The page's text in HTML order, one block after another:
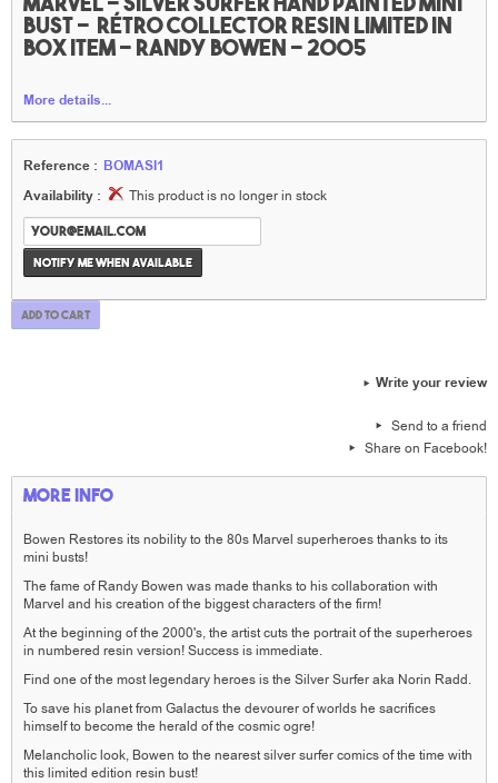
bust - rétro collector resin limited in
box item - Randy bowen - 2005
More details...
Reference : BOMASI1
Availability :
This product is no longer in stock
Notify me when available
Add to cart
Write your review
Send to a friend
Share on Facebook!
More info
Bowen Restores its nobility to the 80s Marvel superheroes thanks to its
mini busts!
The fame of Randy Bowen was made thanks to his collaboration with
Marvel and his creation of the biggest characters of the firm!
At the beginning of the 2000's, the artist cuts the portrait of the superheroes
in numbered resin version! Success is immediate.
Find one of the most legendary heroes is the Silver Surfer aka Norin Radd.
To save his planet from Galactus the devourer of worlds he sacrifices
himself to become the herald of the cosmic ogre!
Melancholic look, Bowen to the nearest silver surfer comics of the time with
this limited edition resin bust!